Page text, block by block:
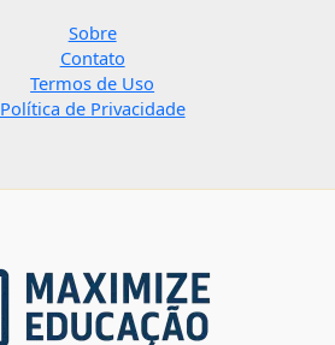
Sobre
Contato
Termos de Uso
Política de Privacidade